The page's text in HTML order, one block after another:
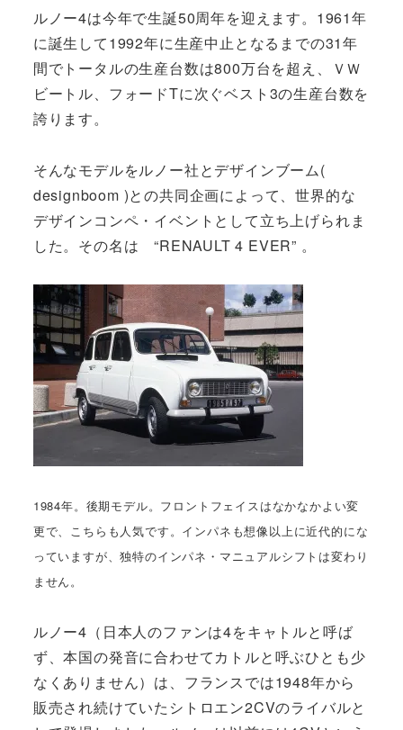
ルノー4は今年で生誕50周年を迎えます。1961年
に誕生して1992年に生産中止となるまでの31年
間でトータルの生産台数は800万台を超え、ＶＷ
ビートル、フォードTに次ぐベスト3の生産台数を
誇ります。
そんなモデルをルノー社とデザインブーム(
designboom )との共同企画によって、世界的な
デザインコンペ・イベントとして立ち上げられま
した。その名は “RENAULT 4 EVER” 。
1984年。後期モデル。フロントフェイスはなかなかよい変
更で、こちらも人気です。インパネも想像以上に近代的にな
っていますが、独特のインパネ・マニュアルシフトは変わり
ません。
ルノー4（日本人のファンは4をキャトルと呼ば
ず、本国の発音に合わせてカトルと呼ぶひとも少
なくありません）は、フランスでは1948年から
販売され続けていたシトロエン2CVのライバルと